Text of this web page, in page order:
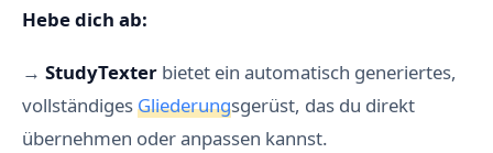
Hebe dich ab:
→ StudyTexter bietet ein automatisch generiertes,
vollständigesGliederungsgerüst, das du direkt
übernehmen oder anpassen kannst.